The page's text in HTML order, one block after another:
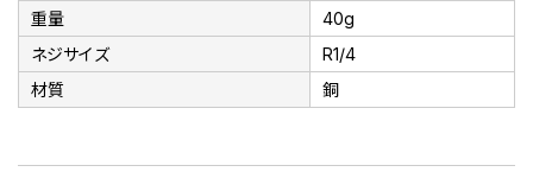
重量
40g
ネジサイズ
R1/4
材質
銅